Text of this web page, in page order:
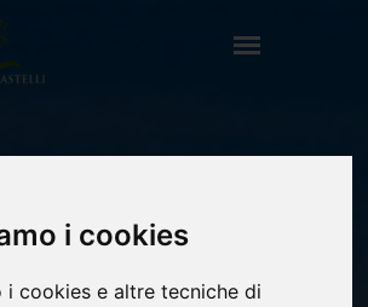
i cookies
i cookies e altre tecniche di
HOME
OSPITALITÀ